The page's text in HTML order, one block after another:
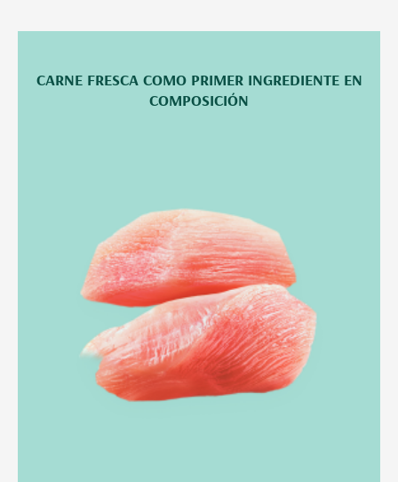
CARNE FRESCA COMO PRIMER INGREDIENTE EN
COMPOSICIÓN